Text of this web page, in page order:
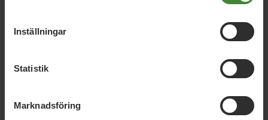
Inställningar
Statistik
Marknadsföring
Dela denna sida och hjälp oss